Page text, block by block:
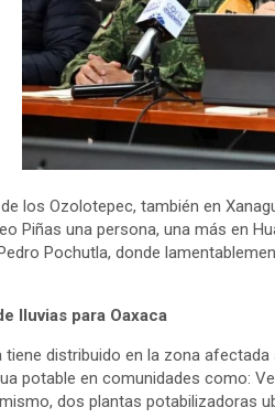
los Ozolotepec, también en
Piñas una persona, una más en
Pochutla, donde
lluvias para Oaxaca
distribuido en la zona
potable en comunidades como:
dos plantas potabilizadoras